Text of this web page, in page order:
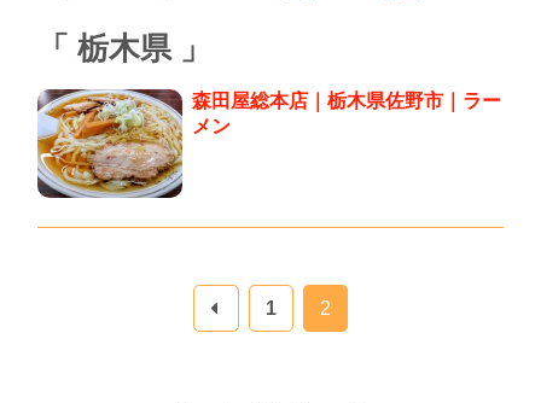
栃木県
森田屋総本店｜栃木県佐野市｜ラー
メン
1 2